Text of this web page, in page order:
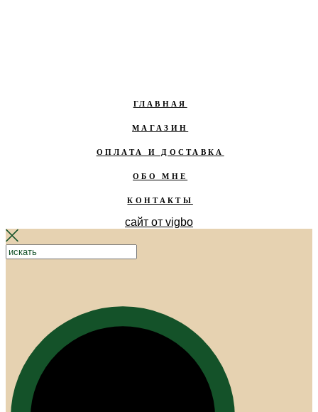
ГЛАВНАЯ
МАГАЗИН
ОПЛАТА И ДОСТАВКА
ОБО МНЕ
КОНТАКТЫ
сайт от vigbo